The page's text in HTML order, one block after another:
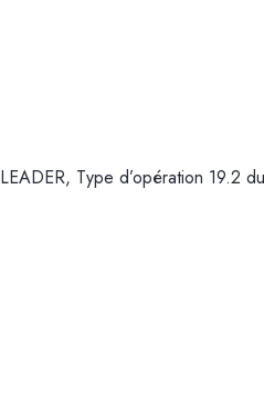
Type d’opération 19.2